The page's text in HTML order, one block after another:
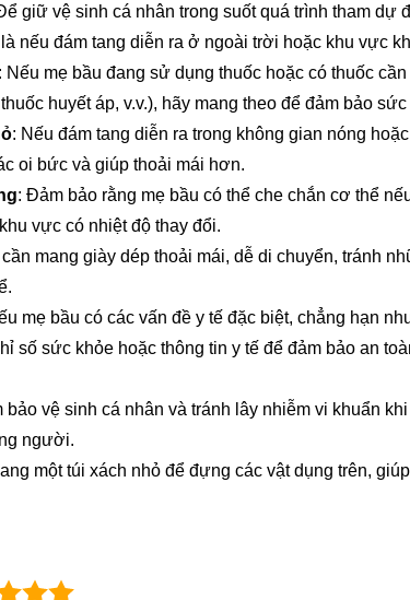
giữ vệ sinh cá nhân trong suốt quá trình tham dự
nếu đám tang diễn ra ở ngoài trời hoặc khu vực
Nếu mẹ bầu đang sử dụng thuốc hoặc có thuốc
huyết áp, v.v.), hãy mang theo để đảm bảo sức
: Nếu đám tang diễn ra trong không gian nóng
oi bức và giúp thoải mái hơn.
: Đảm bảo rằng mẹ bầu có thể che chắn cơ thể
vực có nhiệt độ thay đổi.
cần mang giày dép thoải mái, dễ di chuyển, tránh
mẹ bầu có các vấn đề y tế đặc biệt, chẳng hạn
số sức khỏe hoặc thông tin y tế để đảm bảo an
bảo vệ sinh cá nhân và tránh lây nhiễm vi khuẩn
người.
một túi xách nhỏ để đựng các vật dụng trên,